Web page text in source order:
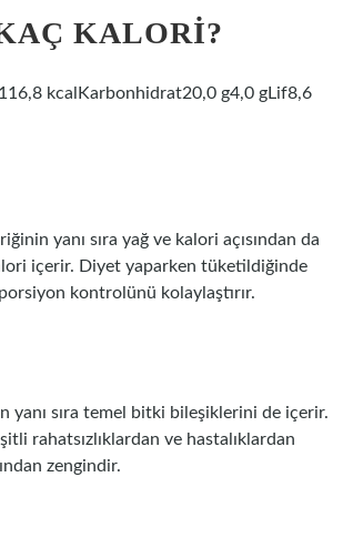
KALORI?
kcalKarbonhidrat20,0 g4,0 gLif8,6
yanı sıra yağ ve kalori açısından da
içerir. Diyet yaparken tüketildiğinde
porsiyon kontrolünü kolaylaştırır.
yanı sıra temel bitki bileşiklerini de içerir.
rahatsızlıklardan ve hastalıklardan
zengindir.